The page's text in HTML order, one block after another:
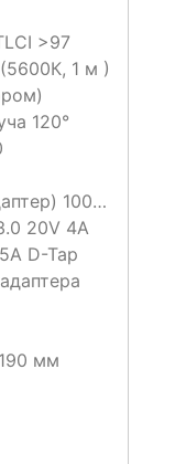
>97
1 м )
120°
100…
20V 4A
D-Tap
мм